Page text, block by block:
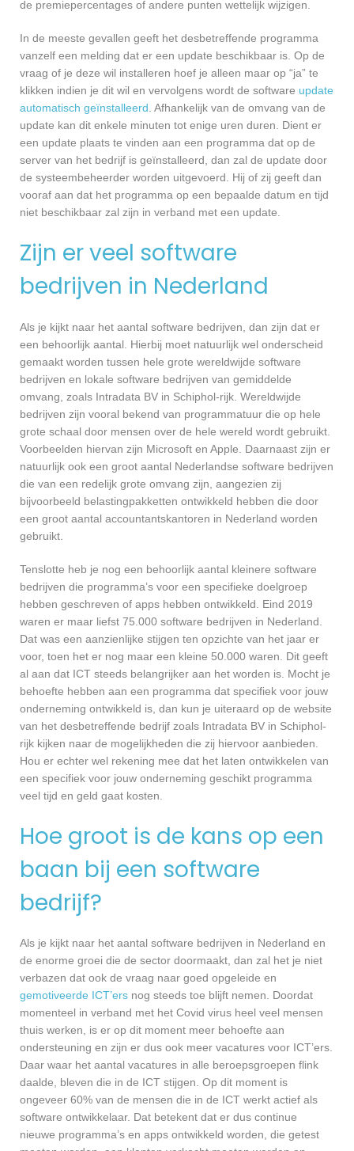
de premiepercentages of andere punten wettelijk wijzigen.
In de meeste gevallen geeft het desbetreffende programma
vanzelf een melding dat er een update beschikbaar is. Op de
vraag of je deze wil installeren hoef je alleen maar op “ja” te
klikken indien je dit wil en vervolgens wordt de software update
automatisch geïnstalleerd. Afhankelijk van de omvang van de
update kan dit enkele minuten tot enige uren duren. Dient er
een update plaats te vinden aan een programma dat op de
server van het bedrijf is geïnstalleerd, dan zal de update door
de systeembeheerder worden uitgevoerd. Hij of zij geeft dan
vooraf aan dat het programma op een bepaalde datum en tijd
niet beschikbaar zal zijn in verband met een update.
Zijn er veel software
bedrijven in Nederland
Als je kijkt naar het aantal software bedrijven, dan zijn dat er
een behoorlijk aantal. Hierbij moet natuurlijk wel onderscheid
gemaakt worden tussen hele grote wereldwijde software
bedrijven en lokale software bedrijven van gemiddelde
omvang, zoals Intradata BV in Schiphol-rijk. Wereldwijde
bedrijven zijn vooral bekend van programmatuur die op hele
grote schaal door mensen over de hele wereld wordt gebruikt.
Voorbeelden hiervan zijn Microsoft en Apple. Daarnaast zijn er
natuurlijk ook een groot aantal Nederlandse software bedrijven
die van een redelijk grote omvang zijn, aangezien zij
bijvoorbeeld belastingpakketten ontwikkeld hebben die door
een groot aantal accountantskantoren in Nederland worden
gebruikt.
Tenslotte heb je nog een behoorlijk aantal kleinere software
bedrijven die programma’s voor een specifieke doelgroep
hebben geschreven of apps hebben ontwikkeld. Eind 2019
waren er maar liefst 75.000 software bedrijven in Nederland.
Dat was een aanzienlijke stijgen ten opzichte van het jaar er
voor, toen het er nog maar een kleine 50.000 waren. Dit geeft
al aan dat ICT steeds belangrijker aan het worden is. Mocht je
behoefte hebben aan een programma dat specifiek voor jouw
onderneming ontwikkeld is, dan kun je uiteraard op de website
van het desbetreffende bedrijf zoals Intradata BV in Schiphol-
rijk kijken naar de mogelijkheden die zij hiervoor aanbieden.
Hou er echter wel rekening mee dat het laten ontwikkelen van
een specifiek voor jouw onderneming geschikt programma
veel tijd en geld gaat kosten.
Hoe groot is de kans op een
baan bij een software
bedrijf?
Als je kijkt naar het aantal software bedrijven in Nederland en
de enorme groei die de sector doormaakt, dan zal het je niet
verbazen dat ook de vraag naar goed opgeleide en
gemotiveerde ICT’ers nog steeds toe blijft nemen. Doordat
momenteel in verband met het Covid virus heel veel mensen
thuis werken, is er op dit moment meer behoefte aan
ondersteuning en zijn er dus ook meer vacatures voor ICT’ers.
Daar waar het aantal vacatures in alle beroepsgroepen flink
daalde, bleven die in de ICT stijgen. Op dit moment is
ongeveer 60% van de mensen die in de ICT werkt actief als
software ontwikkelaar. Dat betekent dat er dus continue
nieuwe programma’s en apps ontwikkeld worden, die getest